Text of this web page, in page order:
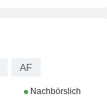
AF
Nachbörslich